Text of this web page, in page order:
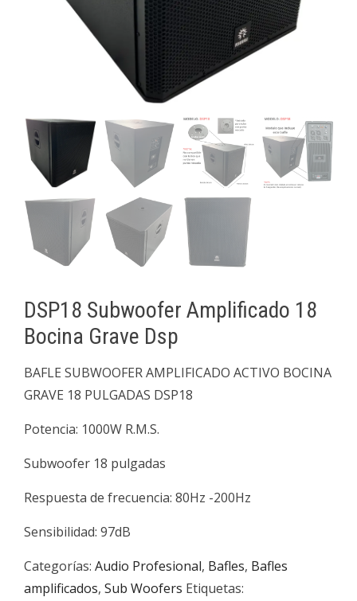
DSP18 Subwoofer Amplificado 18
Bocina Grave Dsp
BAFLE SUBWOOFER AMPLIFICADO ACTIVO BOCINA
GRAVE 18 PULGADAS DSP18
Potencia: 1000W R.M.S.
Subwoofer 18 pulgadas
Respuesta de frecuencia: 80Hz -200Hz
Sensibilidad: 97dB
Categorías: Audio Profesional, Bafles, Bafles
amplificados, Sub Woofers Etiquetas: